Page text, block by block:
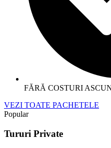
FĂRĂ COSTURI
VEZI TOATE PACHETELE
Popular
Tururi Private